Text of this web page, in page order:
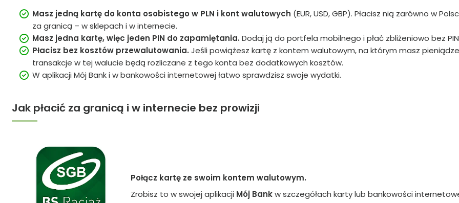
Masz jedną kartę do konta osobistego w PLN i kont walutowych (EUR, USD, GBP). Płacisz nią zarówno w
za granicą – w sklepach i w internecie.
Masz jedna kartę, więc jeden PIN do zapamiętania.Dodaj ją do portfela mobilnego i płać zbliżeniowo bez
Płacisz bez kosztów przewalutowania.Jeśli powiążesz kartę z kontem walutowym, na którym masz
transakcje w tej walucie będą rozliczane z tego konta bez dodatkowych kosztów.
W aplikacji Mój Bank i w bankowości internetowej łatwo sprawdzisz swoje wydatki.
Jak płacić za granicą i w internecie bez prowizji
Połącz kartę ze swoim kontem walutowym.
Zrobisz to w swojej aplikacji Mój Bankw szczegółach karty lub bankowości